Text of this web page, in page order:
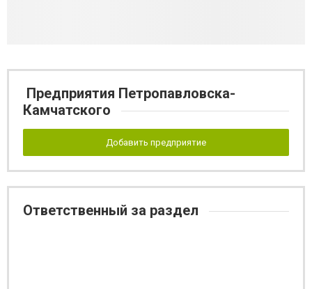
Предприятия Петропавловска-
Камчатского
Добавить предприятие
Ответственный за раздел